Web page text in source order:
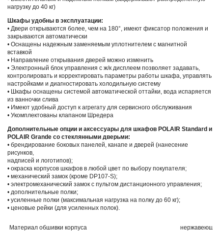
нагрузку до 40 кг)
Шкафы удобны в эксплуатации:
• Двери открываются более, чем на 180°, имеют фиксатор положения и
закрываются автоматически
• Оснащены надежным заменяемым уплотнителем с магнитной
вставкой
• Направление открывания дверей можно изменить
• Электронный блок управления с ж/к дисплеем позволяет задавать,
контролировать и корректировать параметры работы шкафа, управлять
настройками и диагностировать холодильную систему
• Шкафы оснащены системой автоматической оттайки, вода испаряется
из ванночки слива
• Имеют удобный доступ к агрегату для сервисного обслуживания
• Укомплектованы клапаном Шредера
Дополнительные опции и аксессуары для шкафов POLAIR Standard и
POLAIR Grande со стеклянными дверьми:
• брендирование боковых панелей, канапе и дверей (нанесение
рисунков,
надписей и логотипов);
• окраска корпусов шкафов в любой цвет по выбору покупателя;
• механический замок (кроме DP107-S);
• электромеханический замок с пультом дистанционного управления;
• дополнительные полки;
• усиленные полки (максимальная нагрузка на полку до 60 кг);
• ценовые рейки (для усиленных полок).
Материал обшивки корпуса
нержавеющая